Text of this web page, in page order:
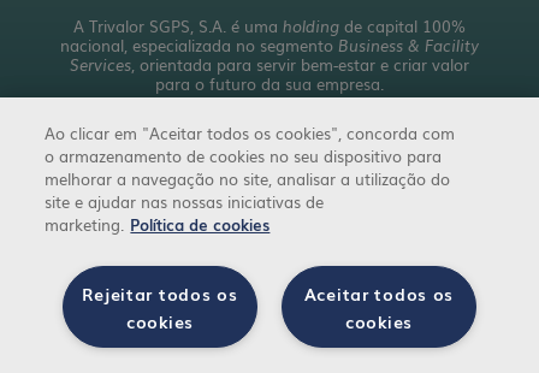
A Trivalor SGPS, S.A. é uma holdingde capital 100%
nacional, especializada no segmento Business & Facility
Services, orientada para servir bem-estar e criar valor
para o futuro da sua empresa.
10 empresas a operar em 4 áreas de negócio.
trivalor.pt
Ao clicar em "Aceitar todos os cookies", concorda com
o armazenamento de cookies no seu dispositivo para
melhorar a navegação no site, analisar a utilização do
site e ajudar nas nossas iniciativas de
marketing. Política de cookies
Aceitar todos os
cookies
Rejeitar todos os
cookies